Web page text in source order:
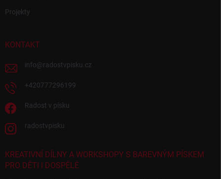
Projekty
KONTAKT
info@radostvpisku.cz
+420777296199
Radost v písku
radostvpisku
KREATIVNÍ DÍLNY A WORKSHOPY S BAREVNÝM PÍSKEM
PRO DĚTI I DOSPĚLÉ